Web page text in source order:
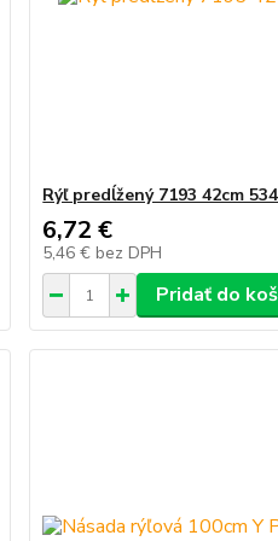
Rýľ predĺžený 7193 42cm
6,72 €
5,46 € bez DPH
Pridať do